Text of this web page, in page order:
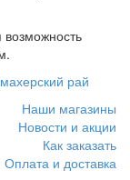
возможность
Наши магазины
Новости и акции
Как заказать
Оплата и доставка